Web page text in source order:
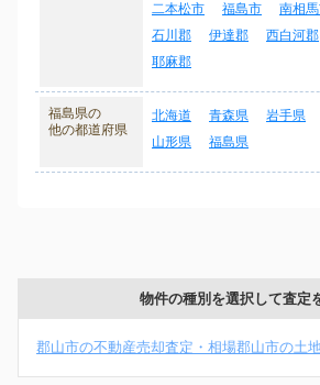
二本松市
福島市 南相
石川郡
伊達郡 西白河郡
耶麻郡
福島県の
他の都道府県
北海道 青森県 岩手県
山形県
福島県
物件の種別を選択して査定
郡山市の不動産売却査定・相場郡山市の土